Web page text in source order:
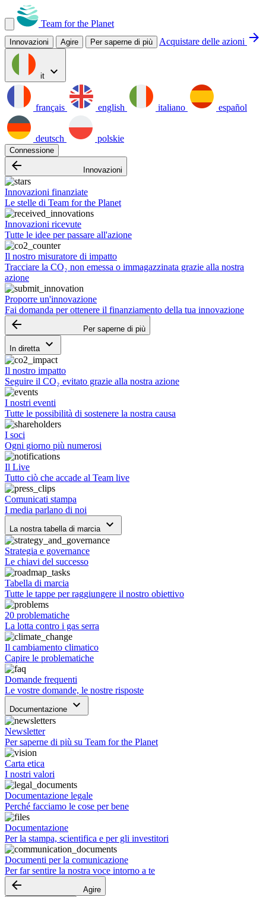
Team for the Planet
Innovazioni Agire Per saperne di più Acquistare delle azioni arrow_forward
it expand_more
français english italiano español
deutsch polskie
Connessione
arrow_backward Innovazioni
Innovazioni finanziate
Le stelle di Team for the Planet
Innovazioni ricevute
Tutte le idee per passare all'azione
Il nostro misuratore di impatto
Tracciare la CO₂ non emessa o immagazzinata grazie alla nostra
azione
Proporre un'innovazione
Fai domanda per ottenere il finanziamento della tua innovazione
arrow_backward Per saperne di più
In diretta keyboard_arrow_down
Il nostro impatto
Seguire il CO₂ evitato grazie alla nostra azione
I nostri eventi
Tutte le possibilità di sostenere la nostra causa
I soci
Ogni giorno più numerosi
Il Live
Tutto ciò che accade al Team live
Comunicati stampa
I media parlano di noi
La nostra tabella di marcia keyboard_arrow_down
Strategia e governance
Le chiavi del successo
Tabella di marcia
Tutte le tappe per raggiungere il nostro obiettivo
20 problematiche
La lotta contro i gas serra
Il cambiamento climatico
Capire le problematiche
Domande frequenti
Le vostre domande, le nostre risposte
Documentazione keyboard_arrow_down
Newsletter
Per saperne di più su Team for the Planet
Carta etica
I nostri valori
Documentazione legale
Perché facciamo le cose per bene
Documentazione
Per la stampa, scientifica e per gli investitori
Documenti per la comunicazione
Per far sentire la nostra voce intorno a te
arrow_backward Agire